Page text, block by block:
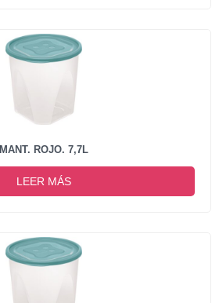
MANT. ROJO. 7,7L
LEER MÁS